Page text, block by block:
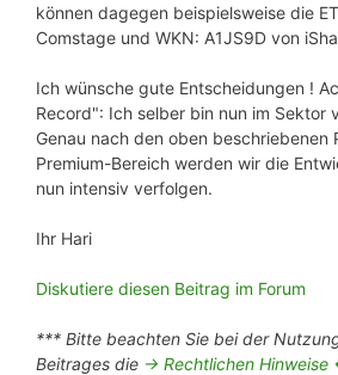
können dagegen beispielsweise die
Comstage und WKN: A1JS9D von
Ich wünsche gute Entscheidungen !
Record": Ich selber bin nun im Sektor
Genau nach den oben beschriebenen
Premium-Bereich werden wir die
nun intensiv verfolgen.
Ihr Hari
Diskutiere diesen Beitrag im Forum
*** Bitte beachten Sie bei der
Beitrages die -> Rechtlichen Hinweise